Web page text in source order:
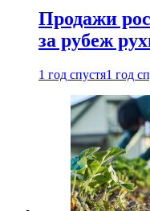
Продажи
за рубеж
1 год спустя1 год